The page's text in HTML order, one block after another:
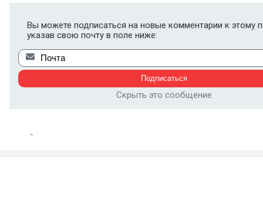
Вы можете подписаться на новые комментарии к этому
указав свою почту в поле ниже:
Скрыть это сообщение